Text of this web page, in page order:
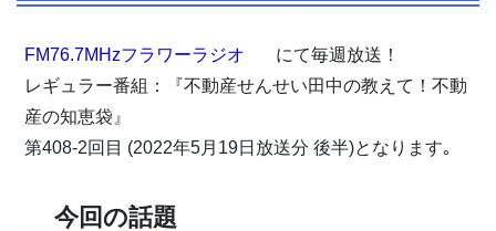
FM76.7MHzフラワーラジオ
にて毎週放送！
レギュラー番組：『不動産せんせい田中の教えて！不動
産の知恵袋』
第408-2回目 (2022年5月19日放送分 後半)となります｡
今回の話題